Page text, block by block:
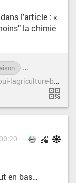
l'article : «
la chimie
h
ttp://rue89.nouvelobs.com/2015/05/11/oui-lagriculture-biologique-peut-nourrir-planete-259131
en bas…